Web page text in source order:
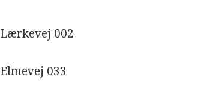
Lærkevej 002
Elmevej 033